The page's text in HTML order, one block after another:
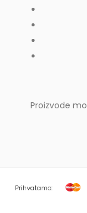
Proizvode
Prihvatamo: